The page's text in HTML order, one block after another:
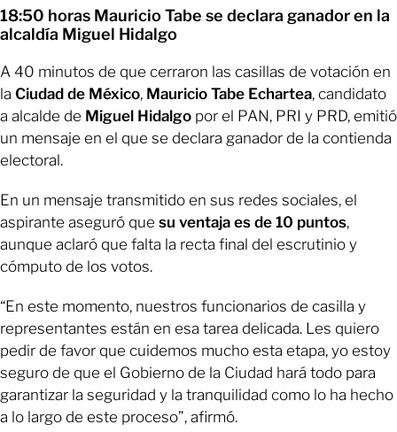
18:50 horas Mauricio Tabe se declara ganador en la
alcaldía Miguel Hidalgo
A 40 minutos de que cerraron las casillas de votación en
la Ciudad de México, Mauricio Tabe Echartea, candidato
a alcalde de Miguel Hidalgo por el PAN, PRI y PRD, emitió
un mensaje en el que se declara ganador de la contienda
electoral.
En un mensaje transmitido en sus redes sociales, el
aspirante aseguró que su ventaja es de 10 puntos,
aunque aclaró que falta la recta final del escrutinio y
cómputo de los votos.
“En este momento, nuestros funcionarios de casilla y
representantes están en esa tarea delicada. Les quiero
pedir de favor que cuidemos mucho esta etapa, yo estoy
seguro de que el Gobierno de la Ciudad hará todo para
garantizar la seguridad y la tranquilidad como lo ha hecho
a lo largo de este proceso”, afirmó.